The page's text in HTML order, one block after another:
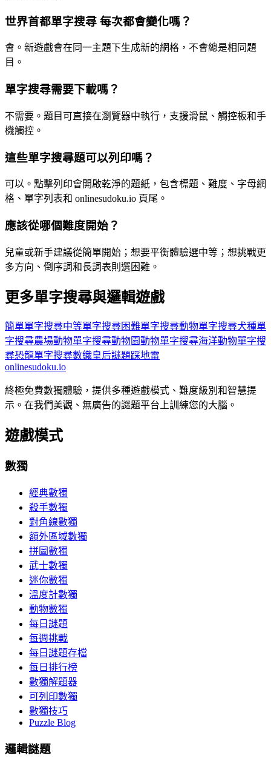
世界首都單字搜尋 每次都會變化嗎？
會。新遊戲會在同一主題下生成新的網格，不會總是相同題
目。
單字搜尋需要下載嗎？
不需要。題目可直接在瀏覽器中執行，支援滑鼠、觸控板和手
機觸控。
這些單字搜尋題可以列印嗎？
可以。點擊列印會開啟乾淨的題紙，包含標題、難度、字母網
格、單字列表和 onlinesudoku.io 頁尾。
應該從哪個難度開始？
兒童或新手建議從簡單開始；想要平衡體驗選中等；想挑戰更
多方向、倒序詞和長詞表則選困難。
更多單字搜尋與邏輯遊戲
簡單單字搜尋中等單字搜尋困難單字搜尋動物單字搜尋犬種單
字搜尋農場動物單字搜尋動物園動物單字搜尋海洋動物單字搜
尋恐龍單字搜尋數織皇后謎題踩地雷
onlinesudoku.io
終極免費數獨體驗，提供多種遊戲模式、難度級別和智慧提
示。在我們美觀、無廣告的謎題平台上訓練您的大腦。
遊戲模式
數獨
經典數獨
殺手數獨
對角線數獨
額外區域數獨
拼圖數獨
武士數獨
迷你數獨
溫度計數獨
動物數獨
每日謎題
每週挑戰
每日謎題存檔
每日排行榜
數獨解題器
可列印數獨
數獨技巧
Puzzle Blog
邏輯謎題